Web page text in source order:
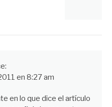
en 8:27 am
en lo que dice el artículo